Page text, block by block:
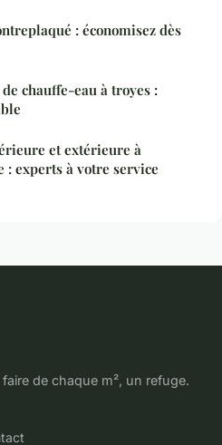
: économisez dès
chauffe-eau à troyes :
et extérieure à
: experts à votre service
de chaque m², un refuge.